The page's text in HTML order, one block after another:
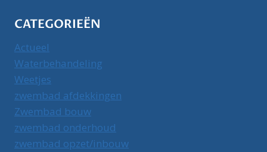
CATEGORIEËN
Actueel
Waterbehandeling
Weetjes
zwembad afdekkingen
Zwembad bouw
zwembad onderhoud
zwembad opzet/inbouw